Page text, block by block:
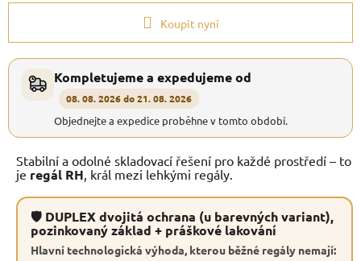
Koupit nyní
Kompletujeme a expedujeme od
08. 08. 2026 do 21. 08. 2026
Objednejte a expedice proběhne v tomto období.
Stabilní a odolné skladovací řešení pro každé prostředí – to
je regál RH , král mezi lehkými regály.
🛡 DUPLEX dvojitá ochrana (u barevných variant),
pozinkovaný základ + práškové lakování
Hlavní technologická výhoda, kterou běžné regály nemají: